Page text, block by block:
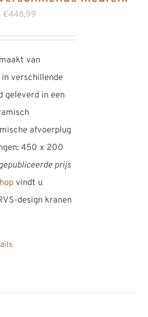
€448,99
van
verschillende
geleverd in een
afvoerplug
450 x 200
prijs
vindt u
design kranen